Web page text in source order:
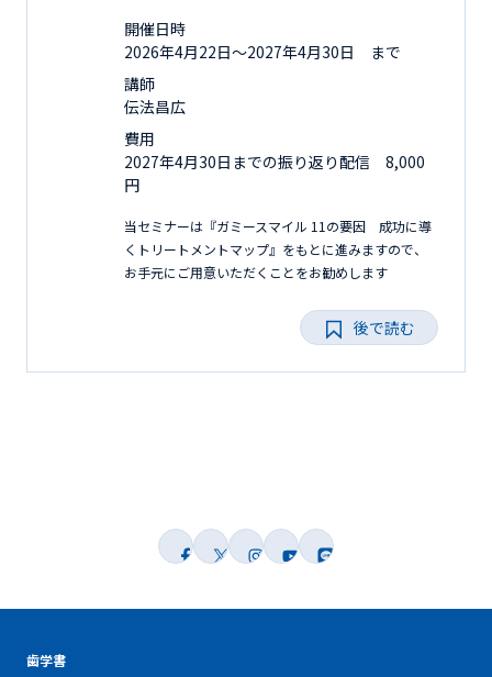
開催日時
2026年4月22日〜2027年4月30日 まで
講師
伝法昌広
費用
2027年4月30日までの振り返り配信 8,000
円
当セミナーは『ガミースマイル 11の要因 成功に導
くトリートメントマップ』をもとに進みますので、
お手元にご用意いただくことをお勧めします
後で読む
歯学書